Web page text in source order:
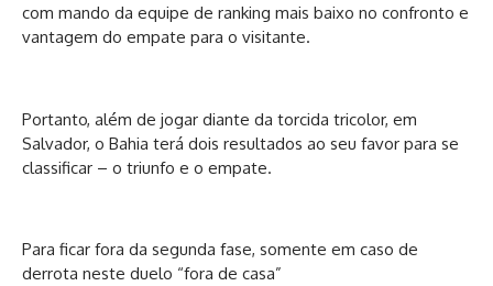
com mando da equipe de ranking mais baixo no confronto e
vantagem do empate para o visitante.
Portanto, além de jogar diante da torcida tricolor, em
Salvador, o Bahia terá dois resultados ao seu favor para se
classificar – o triunfo e o empate.
Para ficar fora da segunda fase, somente em caso de
derrota neste duelo “fora de casa”